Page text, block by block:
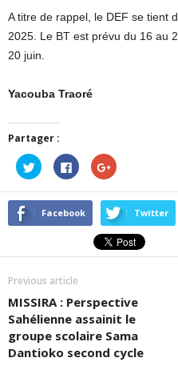
A titre de rappel, le DEF se tient
2025. Le BT est prévu du 16 au
20 juin.
Yacouba Traoré
Partager :
Cliquez
pour
partager
sur
Twitter(ouvre
dans
Cliquez
pour
partager
sur
Facebook(ouvre
dans
nouvelle
fenêtre)
Cliquez
pour
sur
Google+
(ouvre
dans
une
nouvelle
fenêtre)
Facebook Twitter
Previous article
MISSIRA : Perspective
Sahélienne assainit le
groupe scolaire Sama
Dantioko second cycle